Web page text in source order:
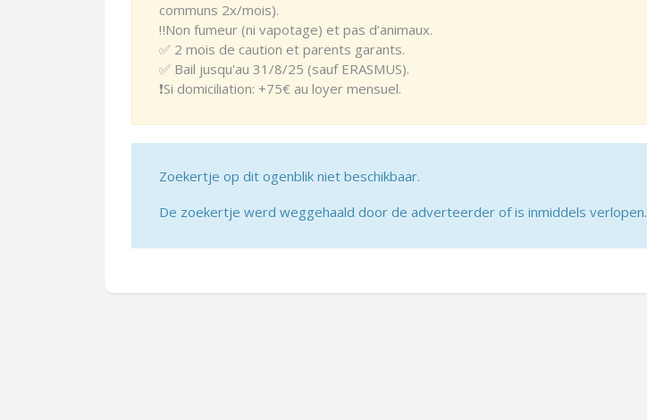
communs 2x/mois).
‼️Non fumeur (ni vapotage) et pas d’animaux.
✅ 2 mois de caution et parents garants.
✅ Bail jusqu'au 31/8/25 (sauf ERASMUS).
❗️Si domiciliation: +75€ au loyer mensuel.
Zoekertje op dit ogenblik niet beschikbaar.
De zoekertje werd weggehaald door de adverteerder of is inmiddels verlopen.